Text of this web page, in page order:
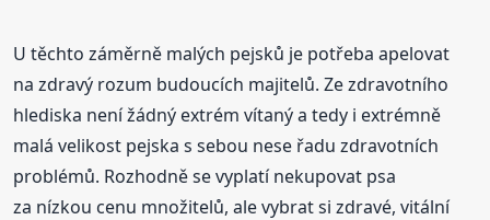
U těchto záměrně malých pejsků je potřeba apelovat
na zdravý rozum budoucích majitelů. Ze zdravotního
hlediska není žádný extrém vítaný a tedy i extrémně
malá velikost pejska s sebou nese řadu zdravotních
problémů. Rozhodně se vyplatí nekupovat psa
za nízkou cenu množitelů, ale vybrat si zdravé, vitální